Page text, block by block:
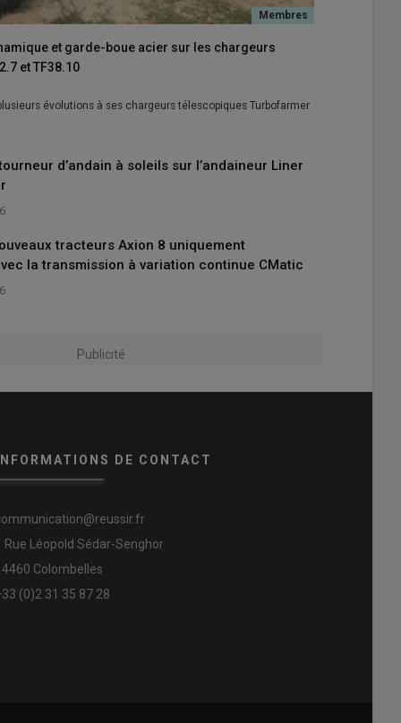
et garde-boue acier sur les chargeurs
et TF38.10
évolutions à ses chargeurs télescopiques Turbofarmer
d’andain à soleils sur l’andaineur Liner
tracteurs Axion 8 uniquement
la transmission à variation continue CMatic
Publicité
INFORMATIONS DE CONTACT
Rue Léopold Sédar-Senghor
Colombelles
(0)2 31 35 87 28